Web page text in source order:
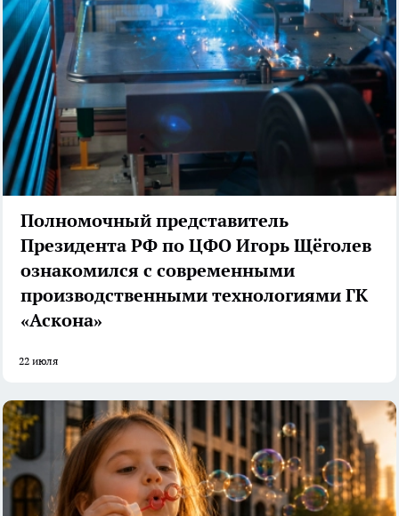
Полномочный представитель
Президента РФ по ЦФО Игорь Щёголев
ознакомился с современными
производственными технологиями ГК
«Аскона»
22 июля